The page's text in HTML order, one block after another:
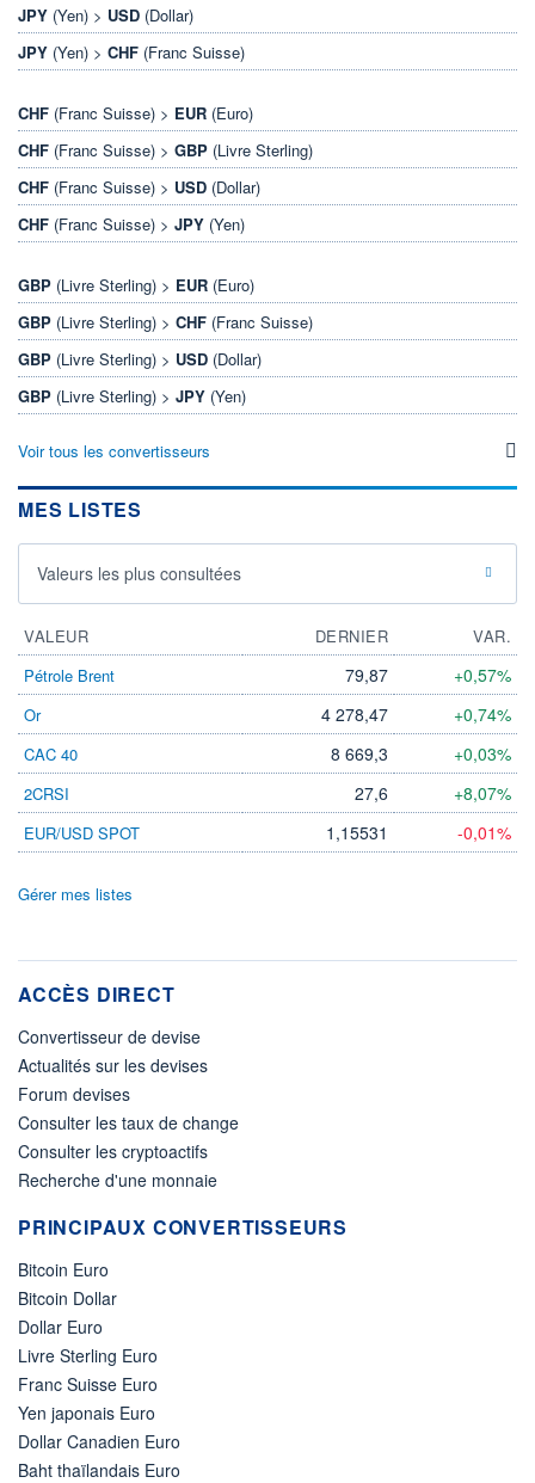
JPY (Yen) > USD (Dollar)
JPY (Yen) > CHF (Franc Suisse)
CHF (Franc Suisse) > EUR (Euro)
CHF (Franc Suisse) > GBP (Livre Sterling)
CHF (Franc Suisse) > USD (Dollar)
CHF (Franc Suisse) > JPY (Yen)
GBP (Livre Sterling) > EUR (Euro)
GBP (Livre Sterling) > CHF (Franc Suisse)
GBP (Livre Sterling) > USD (Dollar)
GBP (Livre Sterling) > JPY (Yen)
Voir tous les convertisseurs
MES LISTES
Valeurs les plus consultées
VALEUR DERNIER
VAR.
Pétrole Brent
79,87 +0,57%
Or 4 278,47 +0,74%
CAC 40 8 669,3 +0,03%
2CRSI 27,6 +8,07%
EUR/USD SPOT 1,15531 -0,01%
Gérer mes listes
ACCÈS DIRECT
Convertisseur de devise
Actualités sur les devises
Forum devises
Consulter les taux de change
Consulter les cryptoactifs
Recherche d'une monnaie
PRINCIPAUX CONVERTISSEURS
Bitcoin Euro
Bitcoin Dollar
Dollar Euro
Livre Sterling Euro
Franc Suisse Euro
Yen japonais Euro
Dollar Canadien Euro
Baht thaïlandais Euro